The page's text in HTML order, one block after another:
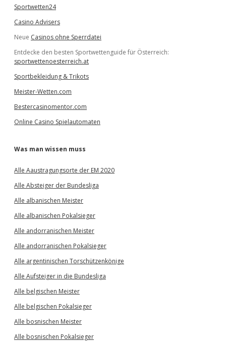
Sportwetten24
Casino Advisers
Neue Casinos ohne Sperrdatei
Entdecke den besten Sportwettenguide für Österreich:
sportwettenoesterreich.at
Sportbekleidung & Trikots
Meister-Wetten.com
Bestercasinomentor.com
Online Casino Spielautomaten
Was man wissen muss
Alle Aaustragungsorte der EM 2020
Alle Absteiger der Bundesliga
Alle albanischen Meister
Alle albanischen Pokalsieger
Alle andorranischen Meister
Alle andorranischen Pokalsieger
Alle argentinischen Torschützenkönige
Alle Aufsteiger in die Bundesliga
Alle belgischen Meister
Alle belgischen Pokalsieger
Alle bosnischen Meister
Alle bosnischen Pokalsieger